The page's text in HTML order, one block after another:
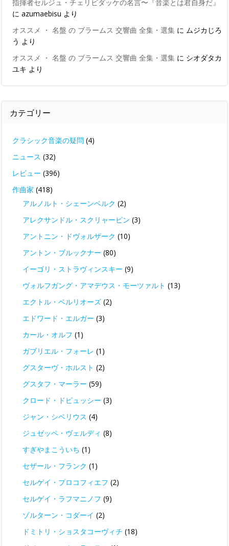
指揮者セルジュ・チェリビダッケの名言〜『音楽とは君自身だ』
に azumaebisu より
オススメ ・ 名盤 の ブラームス 交響曲 全集・選集 に ムジカじろ
う より
オススメ ・ 名盤 の ブラームス 交響曲 全集・選集 に シオダタカ
ユキ より
カテゴリー
クラシック音楽の疑問 (4)
ニュース (32)
レビュー (396)
作曲家 (418)
アルノルト・シェーンベルク (2)
アレクサンドル・スクリャービン (3)
アントニン・ドヴォルザーク (10)
アントン・ブルックナー (80)
イーゴリ・ストラヴィンスキー (9)
ヴォルフガング・アマデウス・モーツァルト (13)
エクトル・ベルリオーズ (2)
エドワード・エルガー (3)
カール・オルフ (1)
ガブリエル・フォーレ (1)
グスターヴ・ホルスト (2)
グスタフ・マーラー (59)
クロード・ドビュッシー (3)
ジャン・シベリウス (4)
ジュゼッペ・ヴェルディ (8)
すぎやまこういち (1)
セザール・フランク (1)
セルゲイ・プロコフィエフ (2)
セルゲイ・ラフマニノフ (9)
ゾルターン・コダーイ (2)
ドミトリ・ショスタコーヴィチ (18)